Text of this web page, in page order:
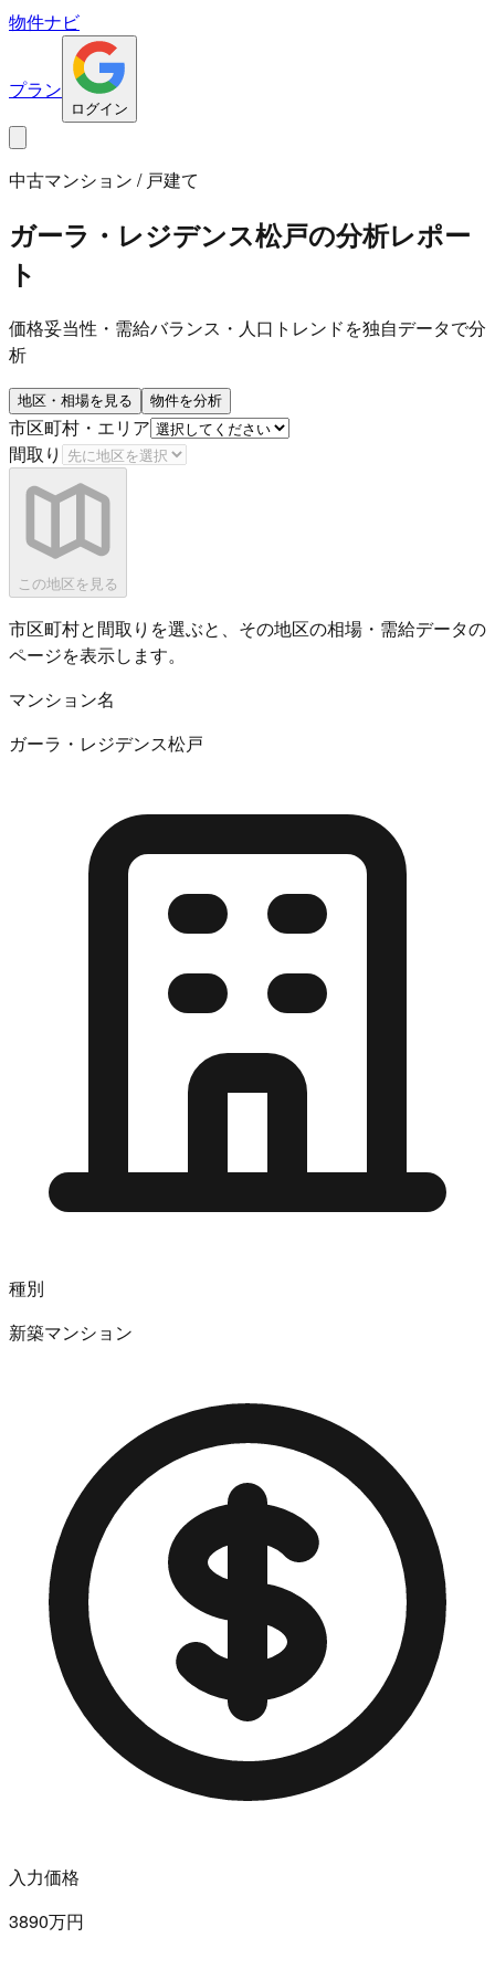
物件ナビ
プラン
ログイン
中古マンション / 戸建て
ガーラ・レジデンス松戸の分析レポー
ト
価格妥当性・需給バランス・人口トレンドを独自データで分
析
地区・相場を見る 物件を分析
市区町村・エリア
間取り
この地区を見る
市区町村と間取りを選ぶと、その地区の相場・需給データの
ページを表示します。
マンション名
ガーラ・レジデンス松戸
種別
新築マンション
入力価格
3890万円